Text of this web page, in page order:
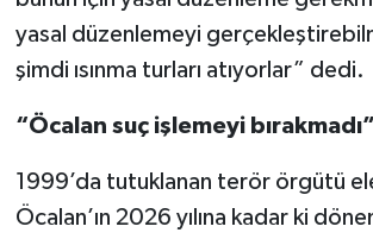
yasal düzenlemeyi
şimdi ısınma turları atıyorlar” dedi.
“Öcalan suç işlemeyi bırakmadı”
1999’da tutuklanan terör örgütü
Öcalan’ın 2026 yılına kadar ki